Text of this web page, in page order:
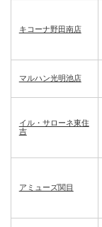
キコーナ野田南店
マルハン光明池店
イル・サローネ東住
吉
アミューズ関目